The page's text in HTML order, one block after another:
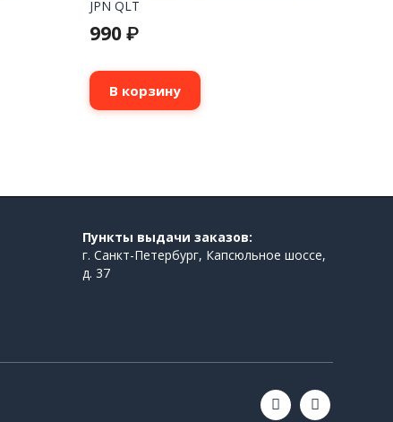
JPN QLT
990₽
В корзину
Пункты выдачи заказов:
г. Санкт-Петербург, Капсюльное шоссе,
д. 37